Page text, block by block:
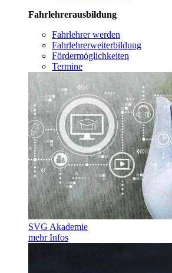
Fahrlehrerausbildung
Fahrlehrer werden
Fahrlehrerweiterbildung
Fördermöglichkeiten
Termine
SVG Akademie
mehr Infos